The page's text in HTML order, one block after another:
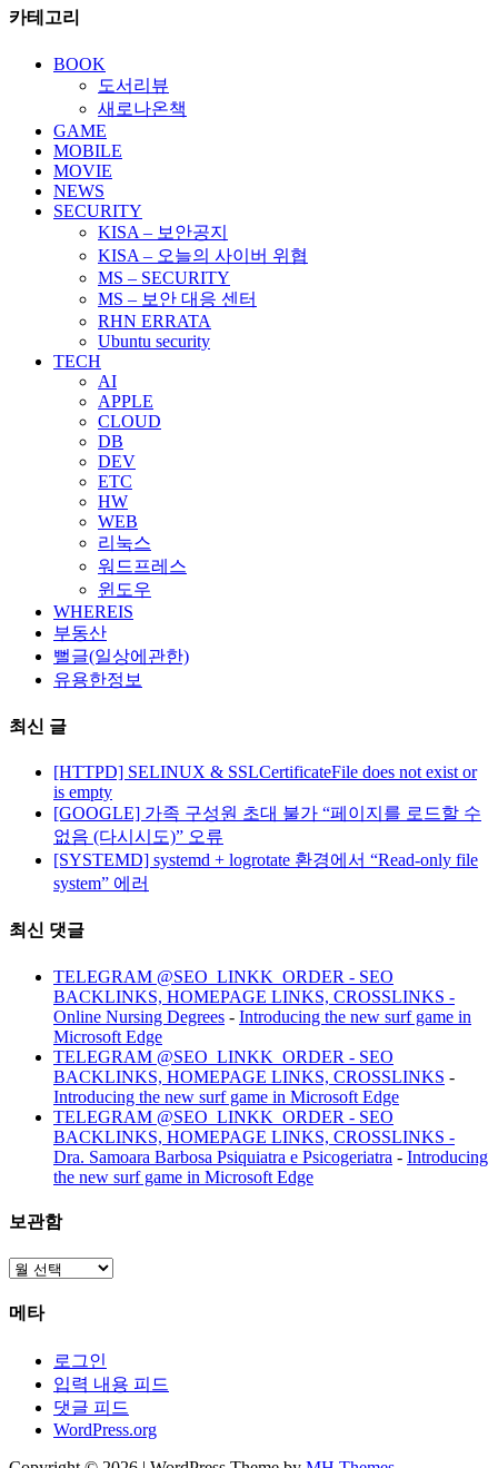
카테고리
BOOK
도서리뷰
새로나온책
GAME
MOBILE
MOVIE
NEWS
SECURITY
KISA – 보안공지
KISA – 오늘의 사이버 위협
MS – SECURITY
MS – 보안 대응 센터
RHN ERRATA
Ubuntu security
TECH
AI
APPLE
CLOUD
DB
DEV
ETC
HW
WEB
리눅스
워드프레스
윈도우
WHEREIS
부동산
뻘글(일상에관한)
유용한정보
최신 글
[HTTPD] SELINUX & SSLCertificateFile does not exist or
is empty
[GOOGLE] 가족 구성원 초대 불가 “페이지를 로드할 수
없음 (다시시도)” 오류
[SYSTEMD] systemd + logrotate 환경에서 “Read-only file
system” 에러
최신 댓글
TELEGRAM @SEO_LINKK_ORDER - SEO
BACKLINKS, HOMEPAGE LINKS, CROSSLINKS -
Online Nursing Degrees - Introducing the new surf game in
Microsoft Edge
TELEGRAM @SEO_LINKK_ORDER - SEO
BACKLINKS, HOMEPAGE LINKS, CROSSLINKS -
Introducing the new surf game in Microsoft Edge
TELEGRAM @SEO_LINKK_ORDER - SEO
BACKLINKS, HOMEPAGE LINKS, CROSSLINKS -
Dra. Samoara Barbosa Psiquiatra e Psicogeriatra - Introducing
the new surf game in Microsoft Edge
보관함
보
함
메타
로그인
입력 내용 피드
댓글 피드
WordPress.org